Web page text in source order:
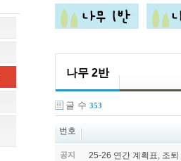
나무 2반
글 수 353
번호
공지 25-26 연간 계획표, 조퇴